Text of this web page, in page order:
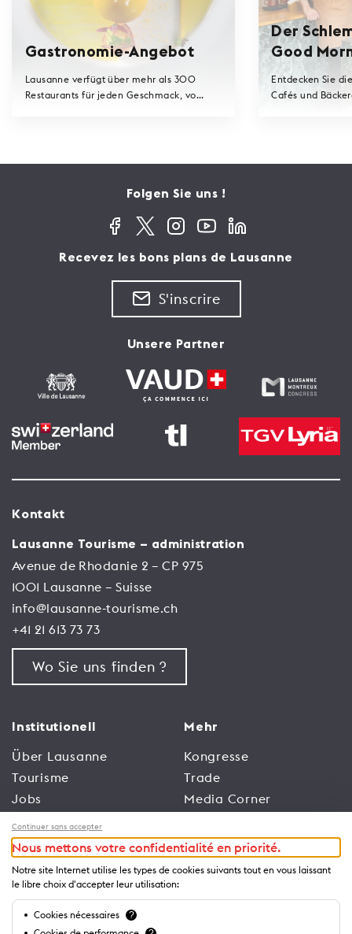
Gastronomie-Angebot
Lausanne verfügt über mehr als 300
Restaurants für jeden Geschmack, vo...
Der
Good
Entdecken Sie
Cafés und
Folgen Sie uns !
Recevez les bons plans de Lausanne
S'inscrire
Unsere Partner
Kontakt
Lausanne Tourisme – administration
Avenue de Rhodanie 2 – CP 975
1001 Lausanne – Suisse
info@lausanne-tourisme.ch
+41 21 613 73 73
Wo Sie uns finden ?
Institutionell
Über Lausanne
Tourisme
Jobs
Nutzungsbedingungen
der Website
Datenschutzrichtlinien
Mehr
Kongresse
Trade
Media Corner
Leitfäden
Business
Continuer sans accepter
Nous mettons votre confidentialité en priorité.
Notre site Internet utilise les types de cookies suivants tout en vous laissant
le libre choix d'accepter leur utilisation:
Cookies nécessaires ?